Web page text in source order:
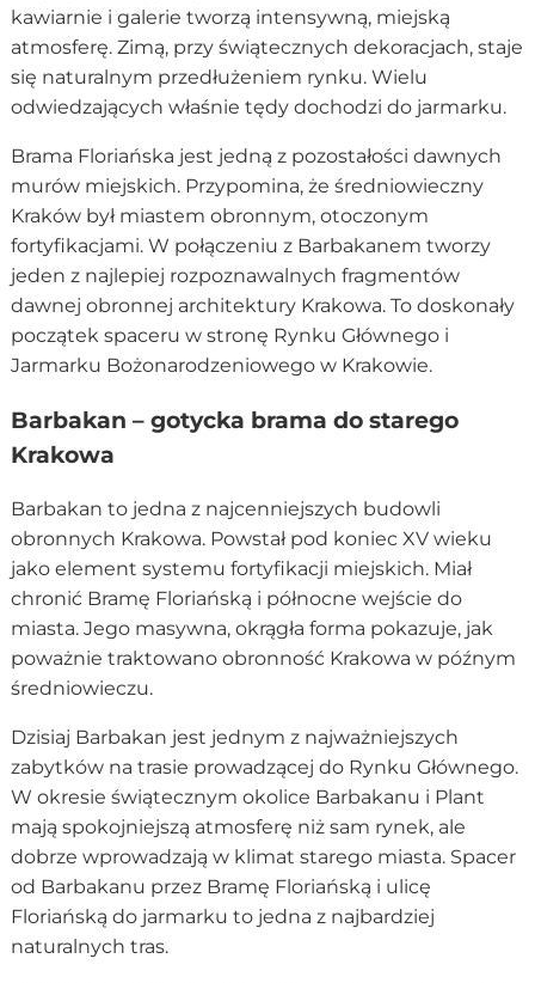
kawiarnie i galerie tworzą intensywną, miejską
atmosferę. Zimą, przy świątecznych dekoracjach, staje
się naturalnym przedłużeniem rynku. Wielu
odwiedzających właśnie tędy dochodzi do jarmarku.
Brama Floriańska jest jedną z pozostałości dawnych
murów miejskich. Przypomina, że średniowieczny
Kraków był miastem obronnym, otoczonym
fortyfikacjami. W połączeniu z Barbakanem tworzy
jeden z najlepiej rozpoznawalnych fragmentów
dawnej obronnej architektury Krakowa. To doskonały
początek spaceru w stronę Rynku Głównego i
Jarmarku Bożonarodzeniowego w Krakowie.
Barbakan – gotycka brama do starego
Krakowa
Barbakan to jedna z najcenniejszych budowli
obronnych Krakowa. Powstał pod koniec XV wieku
jako element systemu fortyfikacji miejskich. Miał
chronić Bramę Floriańską i północne wejście do
miasta. Jego masywna, okrągła forma pokazuje, jak
poważnie traktowano obronność Krakowa w późnym
średniowieczu.
Dzisiaj Barbakan jest jednym z najważniejszych
zabytków na trasie prowadzącej do Rynku Głównego.
W okresie świątecznym okolice Barbakanu i Plant
mają spokojniejszą atmosferę niż sam rynek, ale
dobrze wprowadzają w klimat starego miasta. Spacer
od Barbakanu przez Bramę Floriańską i ulicę
Floriańską do jarmarku to jedna z najbardziej
naturalnych tras.